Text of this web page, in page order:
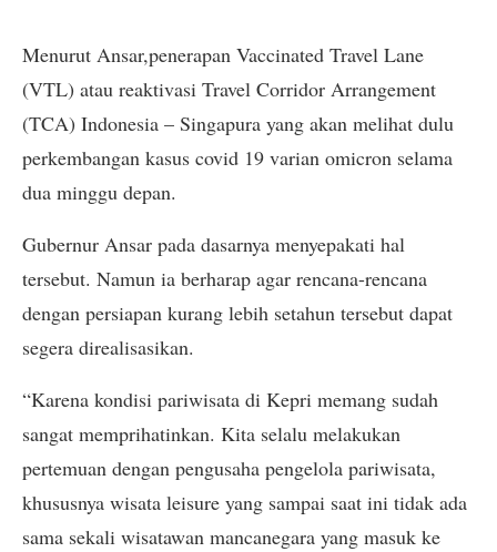
Menurut Ansar,penerapan Vaccinated Travel Lane
(VTL) atau reaktivasi Travel Corridor Arrangement
(TCA) Indonesia – Singapura yang akan melihat dulu
perkembangan kasus covid 19 varian omicron selama
dua minggu depan.
Gubernur Ansar pada dasarnya menyepakati hal
tersebut. Namun ia berharap agar rencana-rencana
dengan persiapan kurang lebih setahun tersebut dapat
segera direalisasikan.
“Karena kondisi pariwisata di Kepri memang sudah
sangat memprihatinkan. Kita selalu melakukan
pertemuan dengan pengusaha pengelola pariwisata,
khususnya wisata leisure yang sampai saat ini tidak ada
sama sekali wisatawan mancanegara yang masuk ke